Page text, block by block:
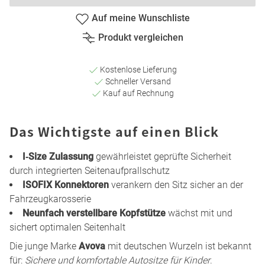
Auf meine Wunschliste
Produkt vergleichen
Kostenlose Lieferung
Schneller Versand
Kauf auf Rechnung
Das Wichtigste auf einen Blick
I‑Size Zulassung gewährleistet geprüfte Sicherheit
durch integrierten Seitenaufprallschutz
ISOFIX Konnektoren verankern den Sitz sicher an der
Fahrzeugkarosserie
Neunfach verstellbare Kopfstütze wächst mit und
sichert optimalen Seitenhalt
Die junge Marke Avova mit deutschen Wurzeln ist bekannt
für: Sichere und komfortable Autositze für Kinder.